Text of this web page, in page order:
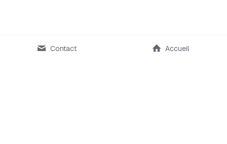
Contact Accueil